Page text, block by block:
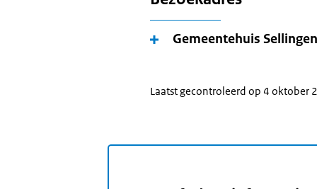
Gemeentehuis Sellingen
Laatst gecontroleerd op 4 oktober